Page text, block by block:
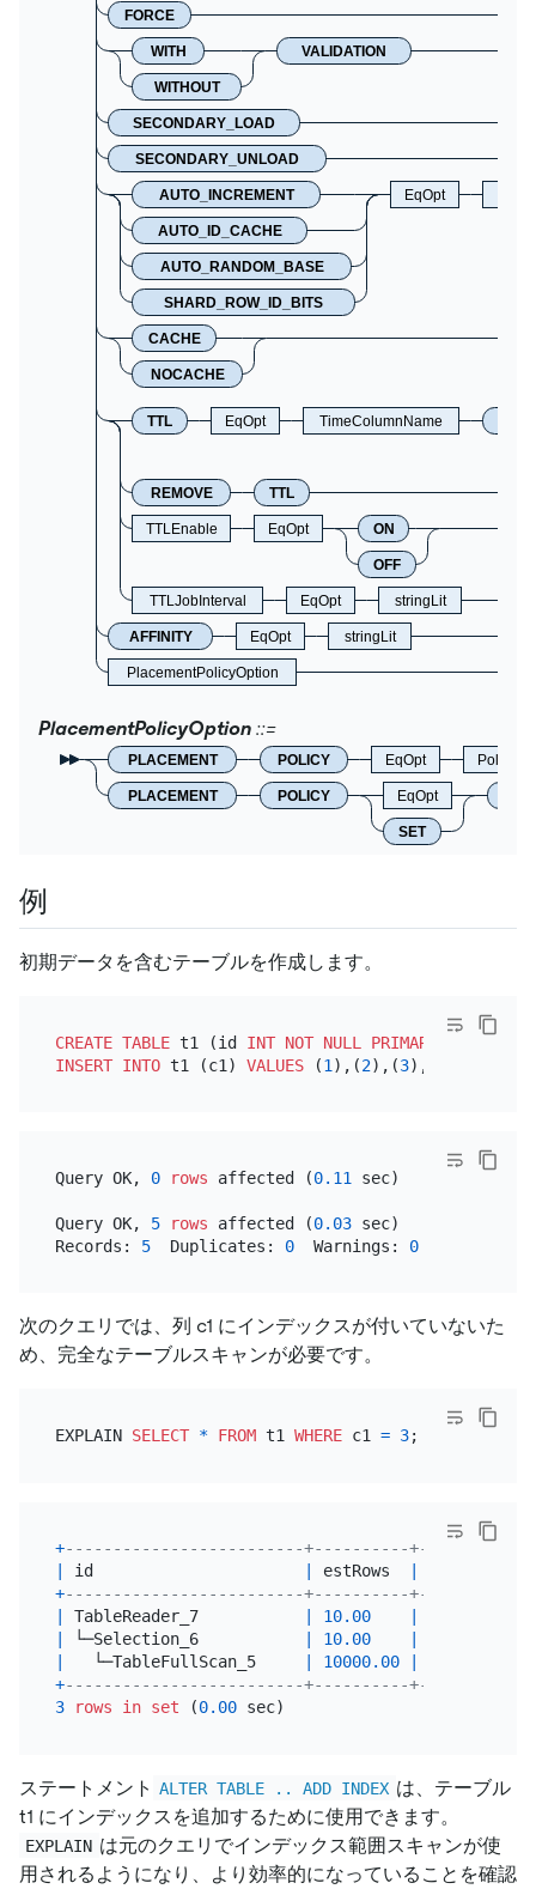
FORCE
WITH
WITHOUT
VALIDATION
SECONDARY_LOAD
SECONDARY_UNLOAD
AUTO_INCREMENT
AUTO_ID_CACHE
AUTO_RANDOM_BASE
SHARD_ROW_ID_BITS
EqOpt
CACHE
NOCACHE
TTL EqOpt TimeColumnName
REMOVE TTL
TTLEnable EqOpt ON
OFF
TTLJobInterval EqOpt stringLit
AFFINITY EqOpt stringLit
PlacementPolicyOption
PlacementPolicyOption
PLACEMENT POLICY EqOpt
PLACEMENT POLICY EqOpt
SET
例
初期データを含むテーブルを作成します。
CREATE TABLE t1 (id INT NOT NULL PRIMARY KEY
INSERT INTO t1 (c1) VALUES (1 ),(2),(3),(
Query OK, 0 rows affected (0.11 sec)
Query OK, 5 rows affected (0.03 sec)
Records: 5
  Duplicates:
0
  Warnings:
0
次のクエリでは、列 c1 にインデックスが付いていないた
め、完全なテーブルスキャンが必要です。
EXPLAIN SELECT * FROM t1 WHERE c1 = 3
+-------------------------+----------+-----------
id estRows
+-------------------------+----------+-----------
TableReader_7 10.00
└─Selection_6 10.00
   └─TableFullScan_5
10000.00
+-------------------------+----------+-----------
3
rows in set (0.00
ステートメント ALTER TABLE .. ADD INDEX は、テーブル
t1 にインデックスを追加するために使用できます。
EXPLAIN は元のクエリでインデックス範囲スキャンが使
用されるようになり、より効率的になっていることを確認